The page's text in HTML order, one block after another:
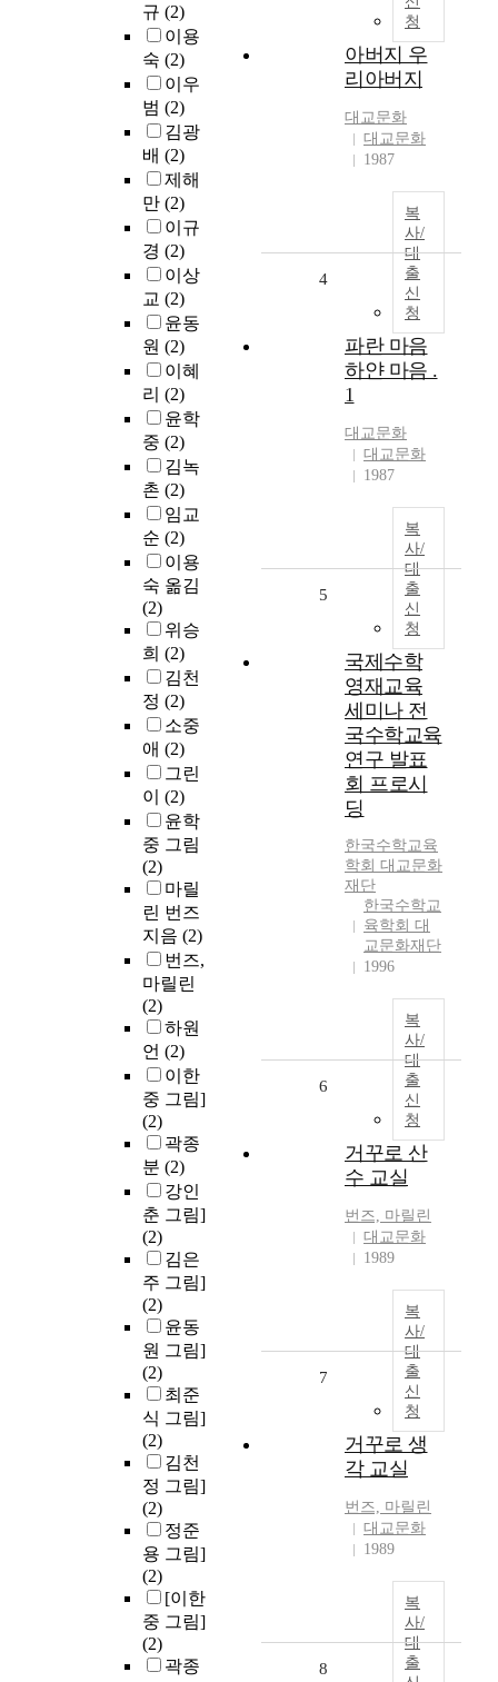
규 (2)
이용
숙 (2)
이우
범 (2)
김광
배 (2)
제해
만 (2)
이규
경 (2)
이상
교 (2)
윤동
원 (2)
이혜
리 (2)
윤학
중 (2)
김녹
촌 (2)
임교
순 (2)
이용
숙 옮김
(2)
위승
희 (2)
김천
정 (2)
소중
애 (2)
그린
이 (2)
윤학
중 그림
(2)
마릴
린 번즈
지음 (2)
번즈,
마릴린
(2)
하원
언 (2)
이한
중 그림]
(2)
곽종
분 (2)
강인
춘 그림]
(2)
김은
주 그림]
(2)
윤동
원 그림]
(2)
최준
식 그림]
(2)
김천
정 그림]
(2)
정준
용 그림]
(2)
[이한
중 그림]
(2)
곽종
청
아버지 우
리아버지
대교문화
대교문화
1987
복
사/
대
출
신
청
4
파란 마음
하얀 마음 .
1
대교문화
대교문화
1987
복
사/
대
출
신
청
5
국제수학
영재교육
세미나 전
국수학교육
연구 발표
회 프로시
딩
한국수학교육
학회 대교문화
재단
한국수학교
육학회 대
교문화재단
1996
복
사/
대
출
신
청
6
거꾸로 산
수 교실
번즈, 마릴린
대교문화
1989
복
사/
대
출
신
청
7
거꾸로 생
각 교실
번즈, 마릴린
대교문화
1989
복
사/
대
출
8